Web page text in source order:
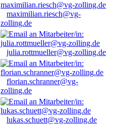
maximilian.riesch@vg-
zolling.de
julia.rottmueller@vg-zolling.de
florian.schranner@vg-
zolling.de
lukas.schuett@vg-zolling.de